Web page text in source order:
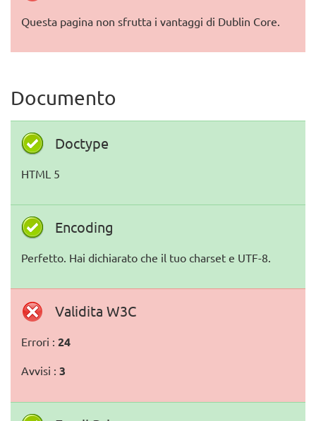
Questa pagina non sfrutta i vantaggi di Dublin Core.
Documento
Doctype
HTML 5
Encoding
Perfetto. Hai dichiarato che il tuo charset e UTF-8.
Validita W3C
Errori : 24
Avvisi : 3